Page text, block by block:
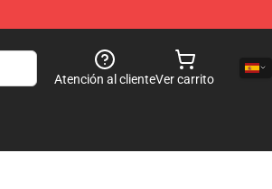
Atención al clienteVer carrito